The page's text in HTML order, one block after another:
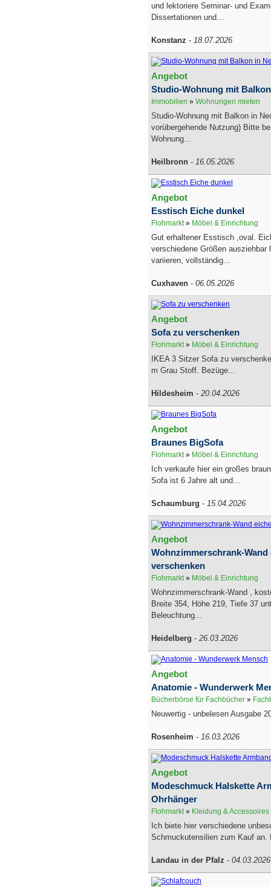
und lektoriere Seminar- und
Dissertationen und...
Konstanz - 18.07.2026
Angebot
Studio-Wohnung mit
Immobilien » Wohnungen mieten
Studio-Wohnung mit Balkon in
vorübergehende Nutzung) Bitte
Wohnung...
Heilbronn - 16.05.2026
Angebot
Esstisch Eiche dunkel
Flohmarkt» Möbel & Einrichtung
Gut erhaltener Esstisch ,oval.
verschiedene Größen
variieren, vollständig...
Cuxhaven - 06.05.2026
Angebot
Sofa zu verschenken
Flohmarkt» Möbel & Einrichtung
IKEA 3 Sitzer Sofa zu
m Grau Stoff. Bezüge...
Hildesheim - 20.04.2026
Angebot
Braunes BigSofa
Flohmarkt» Möbel & Einrichtung
Ich verkaufe hier ein großes
Sofa ist 6 Jahre alt und...
Schaumburg - 15.04.2026
Angebot
Wohnzimmerschrank-Wand
verschenken
Flohmarkt» Möbel & Einrichtung
Wohnzimmerschrank-Wand ,
Breite 354, Höhe 219, Tiefe 37
Beleuchtung...
Heidelberg - 26.03.2026
Angebot
Anatomie - Wunderwerk
Bücherbörse für Fachbücher »
Neuwertig - unbelesen Ausgabe
Rosenheim - 16.03.2026
Angebot
Modeschmuck Halskette
Ohrhänger
Flohmarkt» Kleidung & Accessoires
Ich biete hier verschiedene
Schmuckutensilien zum Kauf
Landau in der Pfalz - 04.03.2026